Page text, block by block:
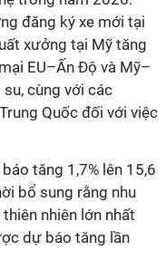
đăng ký xe mới tại
xưởng tại Mỹ tăng
EU–Ấn Độ và Mỹ–
cùng với các
Quốc đối với việc
tăng 1,7% lên 15,6
bổ sung rằng nhu
nhiên lớn nhất
dự báo tăng lần